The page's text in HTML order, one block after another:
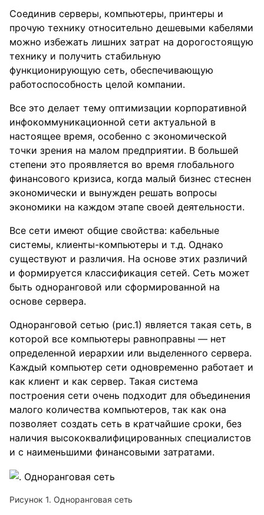
Соединив серверы, компьютеры, принтеры и
прочую технику относительно дешевыми кабелями
можно избежать лишних затрат на дорогостоящую
технику и получить стабильную
функционирующую сеть, обеспечивающую
работоспособность целой компании.
Все это делает тему оптимизации корпоративной
инфокоммуникационной сети актуальной в
настоящее время, особенно с экономической
точки зрения на малом предприятии. В большей
степени это проявляется во время глобального
финансового кризиса, когда малый бизнес стеснен
экономически и вынужден решать вопросы
экономики на каждом этапе своей деятельности.
Все сети имеют общие свойства: кабельные
системы, клиенты-компьютеры и т.д. Однако
существуют и различия. На основе этих различий
и формируется классификация сетей. Сеть может
быть одноранговой или сформированной на
основе сервера.
Одноранговой сетью (рис.1) является такая сеть, в
которой все компьютеры равноправны — нет
определенной иерархии или выделенного сервера.
Каждый компьютер сети одновременно работает и
как клиент и как сервер. Такая система
построения сети очень подходит для объединения
малого количества компьютеров, так как она
позволяет создать сеть в кратчайшие сроки, без
наличия высококвалифицированных специалистов
и с наименьшими финансовыми затратами.
Рисунок 1. Одноранговая сеть